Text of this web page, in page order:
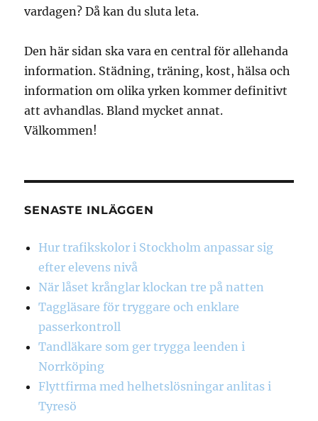
vardagen? Då kan du sluta leta.
Den här sidan ska vara en central för allehanda
information. Städning, träning, kost, hälsa och
information om olika yrken kommer definitivt
att avhandlas. Bland mycket annat.
Välkommen!
SENASTE INLÄGGEN
Hur trafikskolor i Stockholm anpassar sig
efter elevens nivå
När låset krånglar klockan tre på natten
Taggläsare för tryggare och enklare
passerkontroll
Tandläkare som ger trygga leenden i
Norrköping
Flyttfirma med helhetslösningar anlitas i
Tyresö